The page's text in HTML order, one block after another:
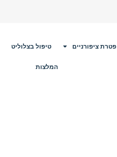
פטרת ציפורניים טיפול בצלוליט
המלצות